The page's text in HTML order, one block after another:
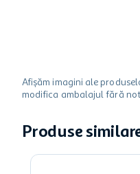
Afișăm imagini ale
modifica ambalajul fără
Produse